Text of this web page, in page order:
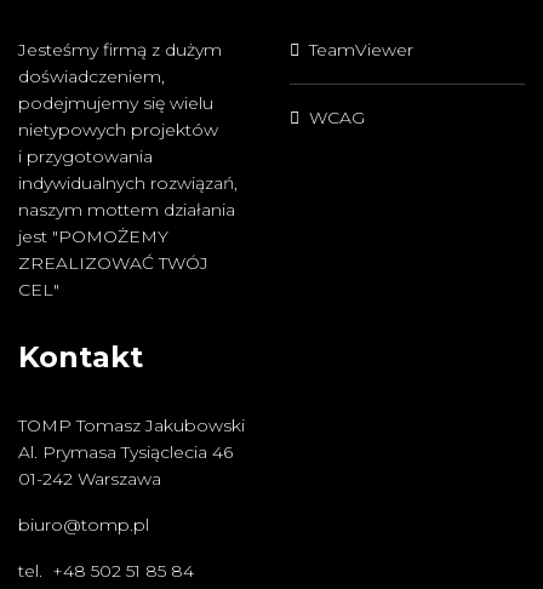
Jesteśmy firmą z dużym
doświadczeniem,
podejmujemy się wielu
nietypowych projektów
i przygotowania
indywidualnych rozwiązań,
naszym mottem działania
jest "POMOŻEMY
ZREALIZOWAĆ TWÓJ
CEL"
TeamViewer
WCAG
Kontakt
TOMP Tomasz Jakubowski
Al. Prymasa Tysiąclecia 46
01-242 Warszawa
biuro@tomp.pl
tel. +48 502 51 85 84